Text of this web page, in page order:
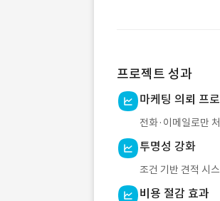
프로젝트 성과
마케팅 의뢰 프
전화·이메일로만
투명성 강화
조건 기반 견적 시
비용 절감 효과